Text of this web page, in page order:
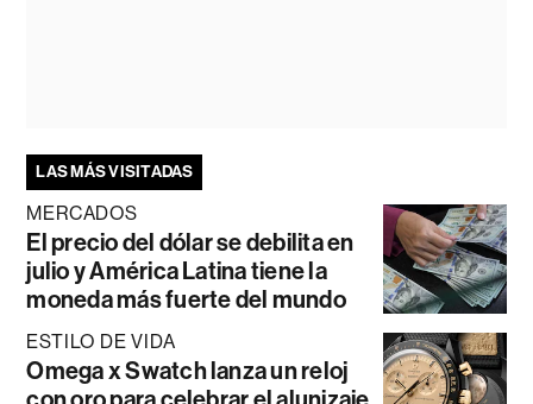
LAS MÁS VISITADAS
MERCADOS
El precio del dólar se debilita en
julio y América Latina tiene la
moneda más fuerte del mundo
ESTILO DE VIDA
Omega x Swatch lanza un reloj